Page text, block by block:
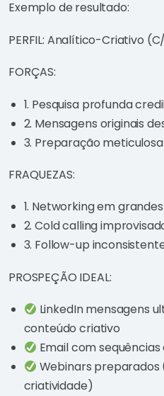
Exemplo de resultado:
PERFIL: Analítico-Criativo
FORÇAS:
1. Pesquisa profunda
2. Mensagens originais
3. Preparação
FRAQUEZAS:
1. Networking em
2. Cold calling
3. Follow-up
PROSPEÇÃO IDEAL:
LinkedIn mensagens
conteúdo criativo
Email com
Webinars preparados
criatividade)